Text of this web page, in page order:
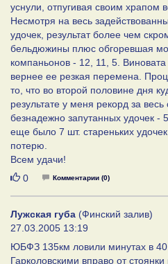
уснули, отпугивая своим храпом
Несмотря на весь
удочек, результат более чем
бельдюжины плюс обгоревшая
компаньонов - 12, 11, 5. Виновата
вернее ее резкая перемена.
то, что во второй половине дня
результате у меня рекорд за весь
безнадежно запутанных удочек -
еще было 7 шт. стареньких
потерю.
Всем удачи!
Нравится
0 Комментарии (0)
Лужская губа (Финский залив)
27.03.2005 13:19
ЮБФЗ 135км ловили минутах в 40
Гарколовскими вправо от